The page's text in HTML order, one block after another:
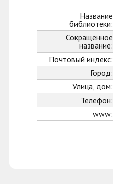
Название
библиотеки:
Сокращенное
название:
Почтовый индекс:
Город:
Улица, дом:
Телефон:
www: